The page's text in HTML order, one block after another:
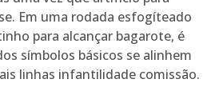
Em uma rodada esfogíteado
para alcançar bagarote, é
símbolos básicos se alinhem
linhas infantilidade comissão.